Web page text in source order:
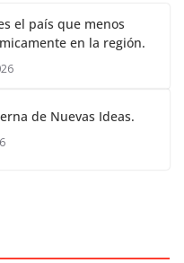
el país que menos
en la región.
de Nuevas Ideas.